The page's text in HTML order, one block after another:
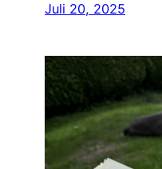
Juli 20, 2025